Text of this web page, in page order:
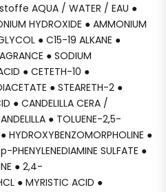
AQUA / WATER / EAU ●
HYDROXIDE ● AMMONIUM
● C15-19 ALKANE ●
● SODIUM
● CETETH-10 ●
● STEARETH-2 ●
● CANDELILLA CERA /
● TOLUENE-2,5-
HYDROXYBENZOMORPHOLINE ●
SULFATE ●
● 2,4-
● MYRISTIC ACID ●